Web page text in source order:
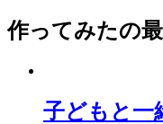
作ってみたの
子どもと一